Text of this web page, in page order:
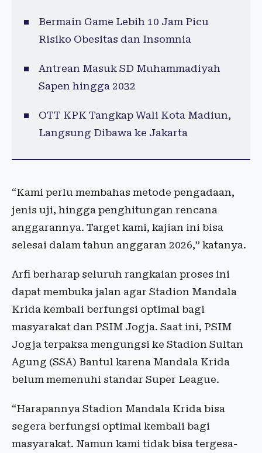
Bermain Game Lebih 10 Jam Picu
Risiko Obesitas dan Insomnia
Antrean Masuk SD Muhammadiyah
Sapen hingga 2032
OTT KPK Tangkap Wali Kota Madiun,
Langsung Dibawa ke Jakarta
“Kami perlu membahas metode pengadaan,
jenis uji, hingga penghitungan rencana
anggarannya. Target kami, kajian ini bisa
selesai dalam tahun anggaran 2026,” katanya.
Arfi berharap seluruh rangkaian proses ini
dapat membuka jalan agar Stadion Mandala
Krida kembali berfungsi optimal bagi
masyarakat dan PSIM Jogja. Saat ini, PSIM
Jogja terpaksa mengungsi ke Stadion Sultan
Agung (SSA) Bantul karena Mandala Krida
belum memenuhi standar Super League.
“Harapannya Stadion Mandala Krida bisa
segera berfungsi optimal kembali bagi
masyarakat. Namun kami tidak bisa tergesa-